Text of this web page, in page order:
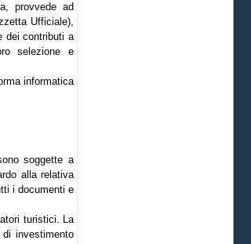
provvede ad
Ufficiale),
dei contributi a
selezione e
informatica
soggette a
alla relativa
i documenti e
turistici. La
investimento